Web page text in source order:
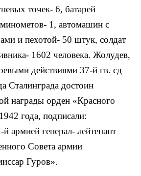
точек- 6, батарей
1, автомашин с
и пехотой- 50 штук, солдат
1602 человека. Жолудев,
действиями 37-й гв. сд
Сталинграда достоин
награды орден «Красного
года, подписали:
армией генерал- лейтенант
Совета армии
Гуров».